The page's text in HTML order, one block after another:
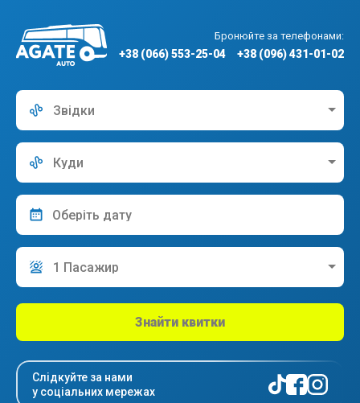
Бронюйте за телефонами:
+38 (066) 553-25-04 +38 (096) 431-01-02
Звідки
Куди
1 Пасажир
Знайти квитки
Слідкуйте за нами
у соціальних мережах